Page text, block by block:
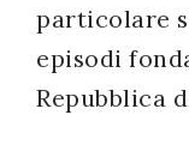
particolare
episodi
Repubblica